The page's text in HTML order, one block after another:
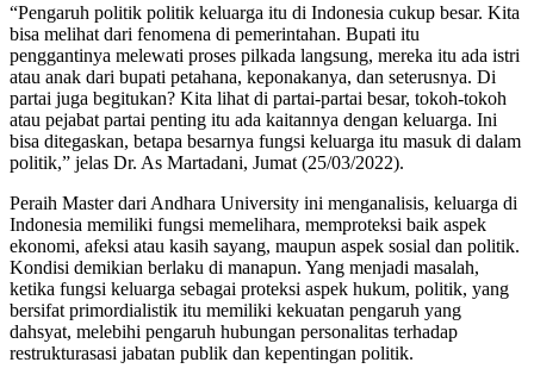
“Pengaruh politik politik keluarga itu di Indonesia cukup besar. Kita
bisa melihat dari fenomena di pemerintahan. Bupati itu
penggantinya melewati proses pilkada langsung, mereka itu ada istri
atau anak dari bupati petahana, keponakanya, dan seterusnya. Di
partai juga begitukan? Kita lihat di partai-partai besar, tokoh-tokoh
atau pejabat partai penting itu ada kaitannya dengan keluarga. Ini
bisa ditegaskan, betapa besarnya fungsi keluarga itu masuk di dalam
politik,” jelas Dr. As Martadani, Jumat (25/03/2022).
Peraih Master dari Andhara University ini menganalisis, keluarga di
Indonesia memiliki fungsi memelihara, memproteksi baik aspek
ekonomi, afeksi atau kasih sayang, maupun aspek sosial dan politik.
Kondisi demikian berlaku di manapun. Yang menjadi masalah,
ketika fungsi keluarga sebagai proteksi aspek hukum, politik, yang
bersifat primordialistik itu memiliki kekuatan pengaruh yang
dahsyat, melebihi pengaruh hubungan personalitas terhadap
restrukturasasi jabatan publik dan kepentingan politik.